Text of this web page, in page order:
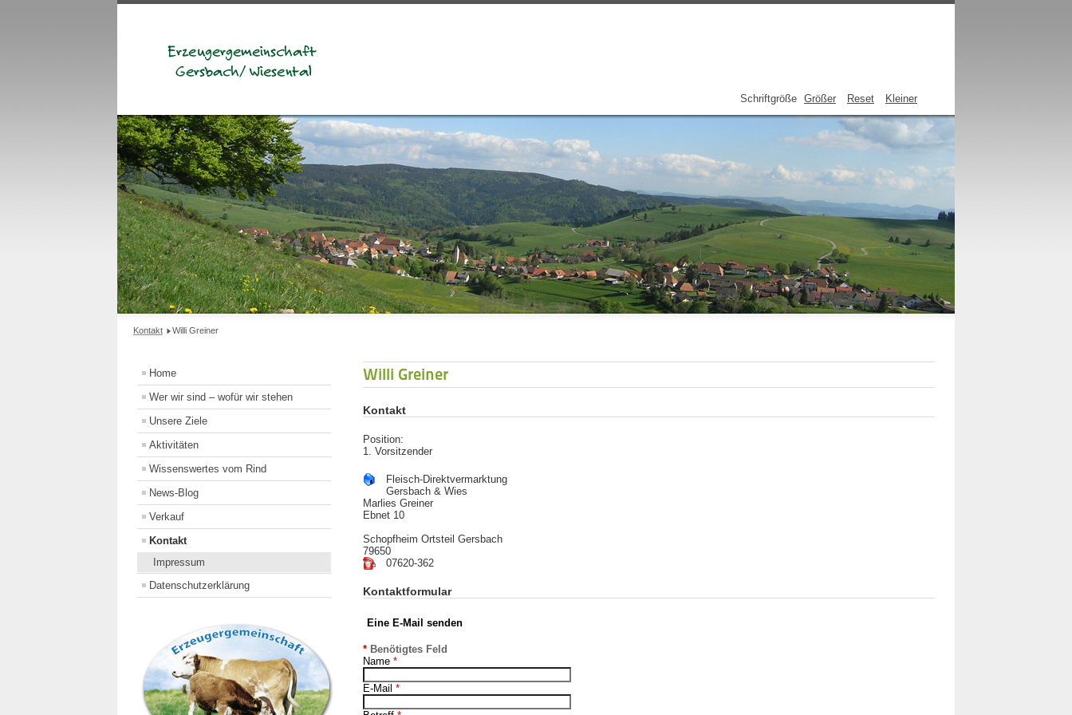
Schriftgröße Größer Reset Kleiner
Kontakt Willi Greiner
Home
Wer wir sind – wofür wir stehen
Unsere Ziele
Aktivitäten
Wissenswertes vom Rind
News-Blog
Verkauf
Kontakt
Impressum
Datenschutzerklärung
Willi Greiner
Kontakt
Position:
1. Vorsitzender
Fleisch-Direktvermarktung
Gersbach & Wies
Marlies Greiner
Ebnet 10
Schopfheim Ortsteil Gersbach
79650
07620-362
Kontaktformular
Eine E-Mail senden
*Benötigtes Feld
Name*
E-Mail *